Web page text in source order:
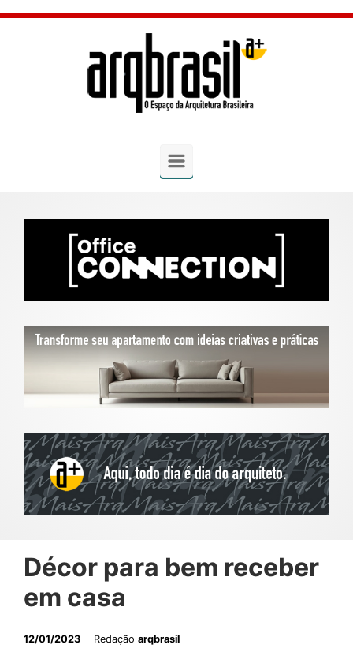
Skip to main content
Décor para bem receber
em casa
12/01/2023 Redação arqbrasil